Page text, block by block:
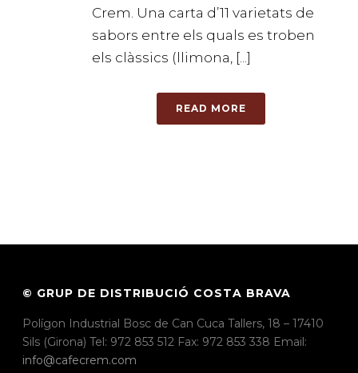
Crem. Una carta d’11 varietats de
sabors entre els quals es troben
els clàssics (llimona, [...]
READ MORE
© GRUP DE DISTRIBUCIÓ COSTA BRAVA
Polígon Industrial Bosc de Can Cuca Tallers, 18 – 17410
Sils (Girona) Tel: 972 853 512 Fax: 972 853 338 Email:
info@cafecrem.com